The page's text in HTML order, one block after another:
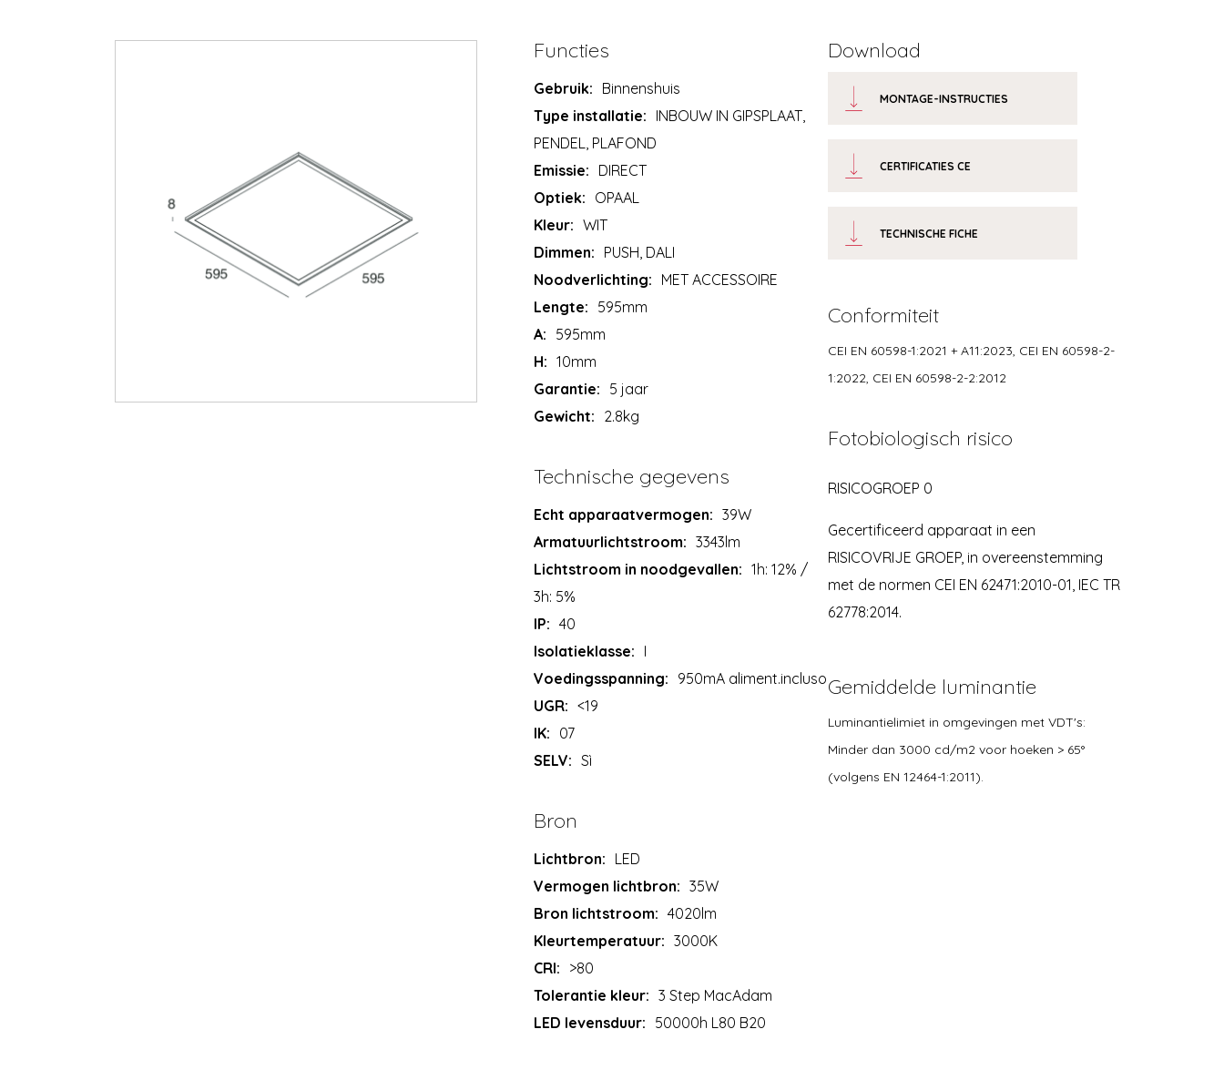
Functies
Gebruik: Binnenshuis
Type installatie: INBOUW IN GIPSPLAAT,
PENDEL, PLAFOND
Emissie: DIRECT
Optiek: OPAAL
Kleur: WIT
Dimmen: PUSH, DALI
Noodverlichting: MET ACCESSOIRE
Lengte: 595mm
A: 595mm
H: 10mm
Garantie: 5 jaar
Gewicht: 2.8kg
Technische gegevens
Echt apparaatvermogen: 39W
Armatuurlichtstroom: 3343lm
Lichtstroom in noodgevallen: 1h: 12% /
3h: 5%
IP: 40
Isolatieklasse: I
Voedingsspanning: 950mA aliment.incluso
UGR: <19
IK: 07
SELV: Sì
Bron
Lichtbron: LED
Vermogen lichtbron: 35W
Bron lichtstroom: 4020lm
Kleurtemperatuur: 3000K
CRI: >80
Tolerantie kleur: 3 Step MacAdam
LED levensduur: 50000h L80 B20
Download
MONTAGE-INSTRUCTIES
CERTIFICATIES CE
TECHNISCHE FICHE
Conformiteit
CEI EN 60598-1:2021 + A11:2023, CEI EN 60598-2-
1:2022, CEI EN 60598-2-2:2012
Fotobiologisch risico
RISICOGROEP 0
Gecertificeerd apparaat in een
RISICOVRIJE GROEP, in overeenstemming
met de normen CEI EN 62471:2010-01, IEC TR
62778:2014.
Gemiddelde luminantie
Luminantielimiet in omgevingen met VDT's:
Minder dan 3000 cd/m2 voor hoeken > 65°
(volgens EN 12464-1:2011).